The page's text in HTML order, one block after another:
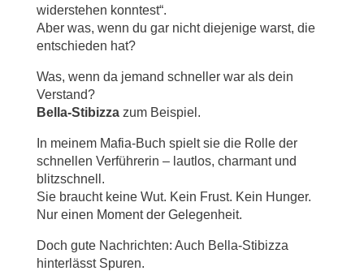
widerstehen konntest“.
Aber was, wenn du gar nicht diejenige warst, die
entschieden hat?
Was, wenn da jemand schneller war als dein
Verstand?
Bella-Stibizzazum Beispiel.
In meinem Mafia-Buch spielt sie die Rolle der
schnellen Verführerin – lautlos, charmant und
blitzschnell.
Sie braucht keine Wut. Kein Frust. Kein Hunger.
Nur einen Moment der Gelegenheit.
Doch gute Nachrichten: Auch Bella-Stibizza
hinterlässt Spuren.